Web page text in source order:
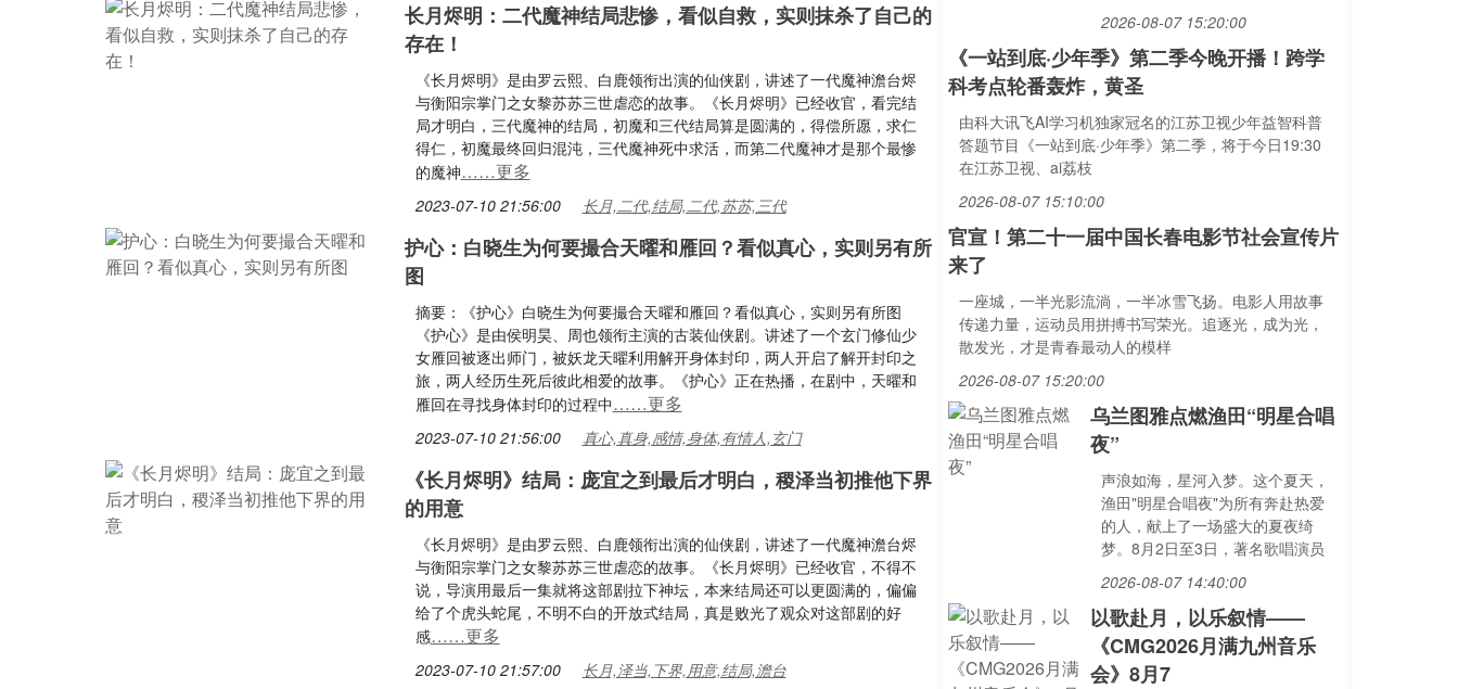
长月烬明：二代魔神结局悲惨，看似自救，实则抹杀了自己的
存在！
《长月烬明》是由罗云熙、白鹿领衔出演的仙侠剧，讲述了一代魔神澹台烬
与衡阳宗掌门之女黎苏苏三世虐恋的故事。《长月烬明》已经收官，看完结
局才明白，三代魔神的结局，初魔和三代结局算是圆满的，得偿所愿，求仁
得仁，初魔最终回归混沌，三代魔神死中求活，而第二代魔神才是那个最惨
的魔神……更多
2023-07-10 21:56:00 长月,二代,结局,二代,苏苏,三代
护心：白晓生为何要撮合天曜和雁回？看似真心，实则另有所
图
摘要：《护心》白晓生为何要撮合天曜和雁回？看似真心，实则另有所图
《护心》是由侯明昊、周也领衔主演的古装仙侠剧。讲述了一个玄门修仙少
女雁回被逐出师门，被妖龙天曜利用解开身体封印，两人开启了解开封印之
旅，两人经历生死后彼此相爱的故事。《护心》正在热播，在剧中，天曜和
雁回在寻找身体封印的过程中……更多
2023-07-10 21:56:00 真心,真身,感情,身体,有情人,玄门
《长月烬明》结局：庞宜之到最后才明白，稷泽当初推他下界
的用意
《长月烬明》是由罗云熙、白鹿领衔出演的仙侠剧，讲述了一代魔神澹台烬
与衡阳宗掌门之女黎苏苏三世虐恋的故事。《长月烬明》已经收官，不得不
说，导演用最后一集就将这部剧拉下神坛，本来结局还可以更圆满的，偏偏
给了个虎头蛇尾，不明不白的开放式结局，真是败光了观众对这部剧的好
感……更多
2023-07-10 21:57:00 长月,泽当,下界,用意,结局,澹台
2026-08-07 15:20:00
《一站到底·少年季》第二季今晚开播！跨学
科考点轮番轰炸，黄圣
由科大讯飞AI学习机独家冠名的江苏卫视少年益智科普
答题节目《一站到底·少年季》第二季，将于今日19:30
在江苏卫视、ai荔枝
2026-08-07 15:10:00
官宣！第二十一届中国长春电影节社会宣传片
来了
一座城，一半光影流淌，一半冰雪飞扬。电影人用故事
传递力量，运动员用拼搏书写荣光。追逐光，成为光，
散发光，才是青春最动人的模样
2026-08-07 15:20:00
乌兰图雅点燃渔田“明星合唱
夜”
声浪如海，星河入梦。这个夏天，
渔田"明星合唱夜"为所有奔赴热爱
的人，献上了一场盛大的夏夜绮
梦。8月2日至3日，著名歌唱演员
2026-08-07 14:40:00
以歌赴月，以乐叙情——
《CMG2026月满九州音乐
会》8月7